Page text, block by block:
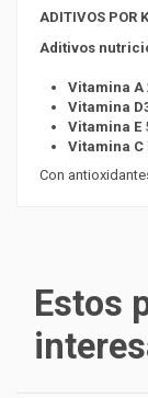
ADITIVOS POR
Aditivos
Vitamina A
Vitamina
Vitamina E
Vitamina C
Con
Estos